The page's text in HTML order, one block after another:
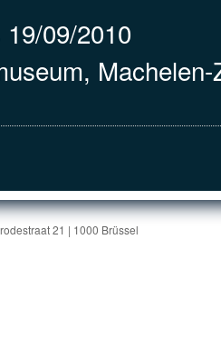
19/09/2010
21 | 1000 Brüssel